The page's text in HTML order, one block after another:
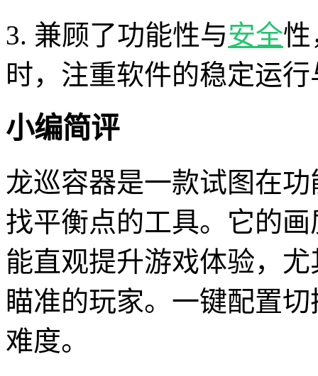
3. 兼顾了功能性与安全性
时，注重软件的稳定运
小编简评
龙巡容器是一款试图在
找平衡点的工具。它的
能直观提升游戏体验，
瞄准的玩家。一键配置
难度。